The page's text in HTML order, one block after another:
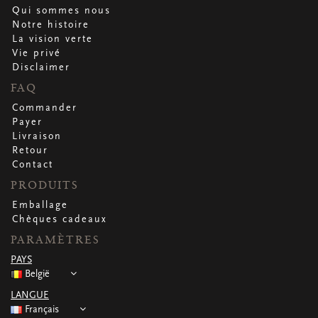
Qui sommes nous
Notre histoire
La vision verte
Vie privé
Disclaimer
FAQ
Commander
Payer
Livraison
Retour
Contact
PRODUITS
Emballage
Chèques cadeaux
PARAMÈTRES
PAYS
België
LANGUE
Français